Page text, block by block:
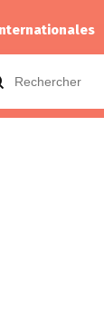
SG-1 1.11